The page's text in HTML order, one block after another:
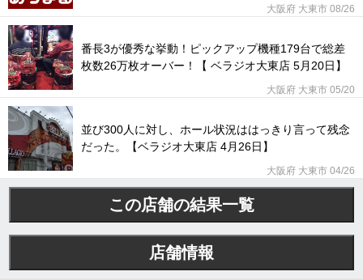
大阪府 大東市 08/26
番長3が優秀な挙動！ピックアップ機種179台で総差
枚数26万枚オーバー！【 ベラジオ大東店 5月20日】
大阪府 大東市 05/20
並び300人に対し、ホール状況ははっきり言って残念
だった。【ベラジオ大東店 4月26日】
大阪府 大東市 04/26
この店舗の結果一覧
店舗情報